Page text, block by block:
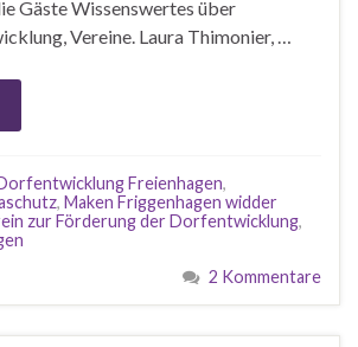
Gäste Wissenswertes über
Vereine. Laura Thimonier, …
Freienhagen,
, Maken Friggenhagen widder
zur Förderung der Dorfentwicklung,
2 Kommentare